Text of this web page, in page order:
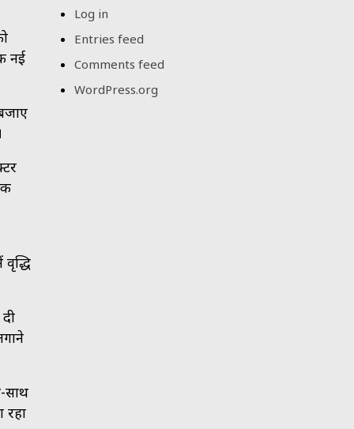
नई
साथ
रहा
Log in
Entries feed
Comments feed
WordPress.org